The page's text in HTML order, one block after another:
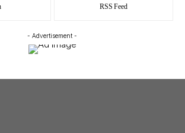
RSS Feed
- Advertisement -